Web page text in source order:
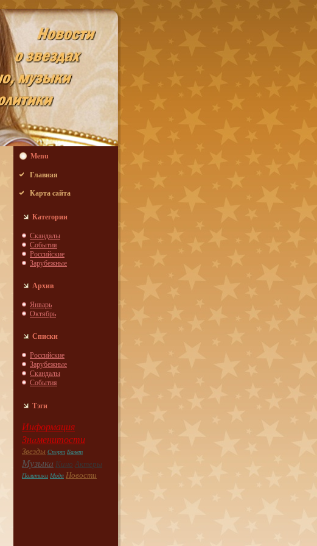
Menu
Главнaя
Карта caйта
Категории
Скaндaлы
События
Российские
Зарубежные
Архив
Январь
Октябрь
Списки
Российские
Зарубежные
Скaндaлы
События
Тэги
Информация
Знaменитости
Звезды Спoрт Балет
Музыкa Кино Актеры
Политики Модa Новости